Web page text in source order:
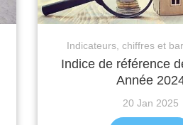
Indicateurs, chiffres et
Indice de référence
Année
20 Jan 2025